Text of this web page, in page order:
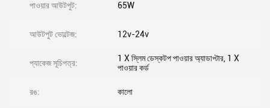
পাওয়ার আউটপুট: 65W
আউটপুট ভোল্টেজ: 12v-24v
প্যাকেজ সূচিপত্র:
1 X স্লিম ডেস্কটপ পাওয়ার অ্যাডাপ্টার, 1 X
পাওয়ার কর্ড
রঙ: কালো